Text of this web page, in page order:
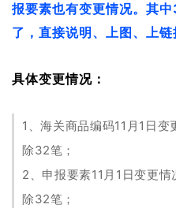
报要素也有变更情况。其
了，直接说明、上图、上链
具体变更情况：
1、海关商品编码11月1日
除32笔；
2、申报要素11月1日变更
除32笔；